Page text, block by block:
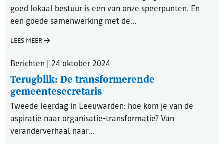
goed lokaal bestuur is een van onze speerpunten. En
een goede samenwerking met de...
LEES MEER
Berichten | 24 oktober 2024
Terugblik: De transformerende
gemeentesecretaris
Tweede leerdag in Leeuwarden: hoe kom je van de
aspiratie naar organisatie-transformatie? Van
veranderverhaal naar...